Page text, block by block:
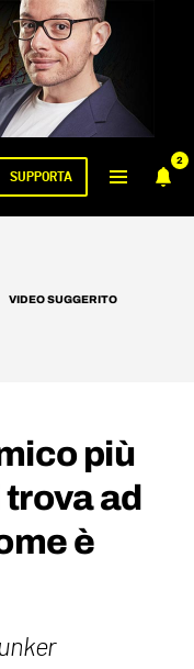
2
SUPPORTA
VIDEO SUGGERITO
più
ad
è